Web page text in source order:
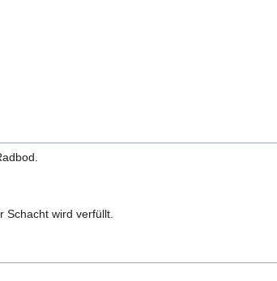
Schacht wird verfüllt.